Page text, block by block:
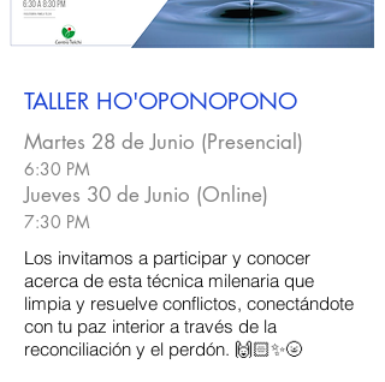
TALLER HO'OPONOPONO
Martes 28 de Junio (Presencial)
6:30 PM
Jueves 30 de Junio (Online)
7:30 PM
Los invitamos a participar y conocer
acerca de esta técnica milenaria que
limpia y resuelve conflictos, conectándote
con tu paz interior a través de la
reconciliación y el perdón. 🙌🏻✨🌝